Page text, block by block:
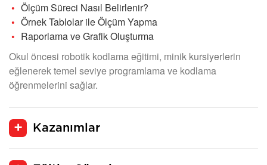
Ölçüm Süreci Nasıl Belirlenir?
Örnek Tablolar ile Ölçüm Yapma
Raporlama ve Grafik Oluşturma
Okul öncesi robotik kodlama eğitimi, minik kursiyerlerin
eğlenerek temel seviye programlama ve kodlama
öğrenmelerini sağlar.
Kazanımlar